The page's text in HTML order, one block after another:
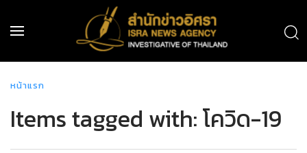
หน้าแรก
Items tagged with: โควิด-19